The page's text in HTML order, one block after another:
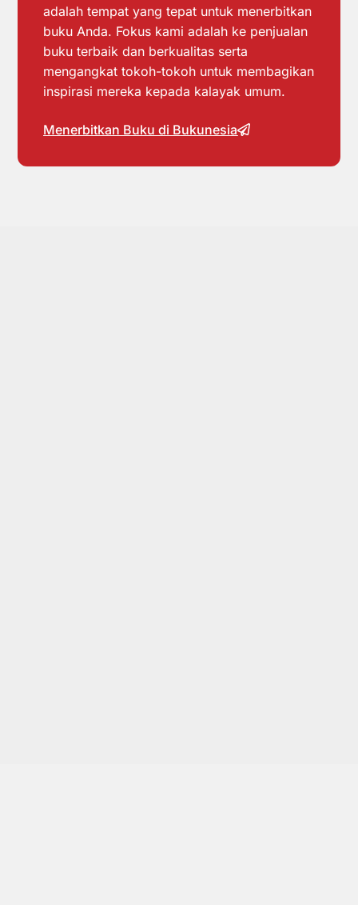
adalah tempat yang tepat untuk menerbitkan
buku Anda. Fokus kami adalah ke penjualan
buku terbaik dan berkualitas serta
mengangkat tokoh-tokoh untuk membagikan
inspirasi mereka kepada kalayak umum.
Menerbitkan Buku di Bukunesia